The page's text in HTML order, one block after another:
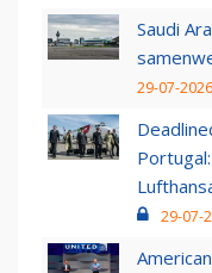
Saudi
29-07-
29-07-